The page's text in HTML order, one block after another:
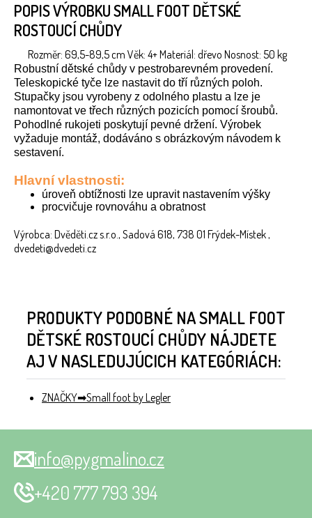
POPIS VÝROBKU SMALL FOOT DĚTSKÉ
ROSTOUCÍ CHŮDY
Rozměr: 69,5-89,5 cm Věk: 4+ Materiál: dřevo Nosnost: 50 kg
Robustní dětské chůdy v pestrobarevném provedení.
Teleskopické tyče lze nastavit do tří různých poloh.
Stupačky jsou vyrobeny z odolného plastu a lze je
namontovat ve třech různých pozicích pomocí šroubů.
Pohodlné rukojeti poskytují pevné držení. Výrobek
vyžaduje montáž, dodáváno s obrázkovým návodem k
sestavení.
Hlavní vlastnosti:
úroveň obtížnosti lze upravit nastavením výšky
procvičuje rovnováhu a obratnost
Výrobca: Dvěděti.cz s.r.o., Sadová 618, 738 01 Frýdek-Místek ,
dvedeti@dvedeti.cz
PRODUKTY PODOBNÉ NA SMALL FOOT
DĚTSKÉ ROSTOUCÍ CHŮDY NÁJDETE
AJ V NASLEDUJÚCICH KATEGÓRIÁCH:
ZNAČKY Small foot by Legler
info@pygmalino.cz
+420 777 793 394